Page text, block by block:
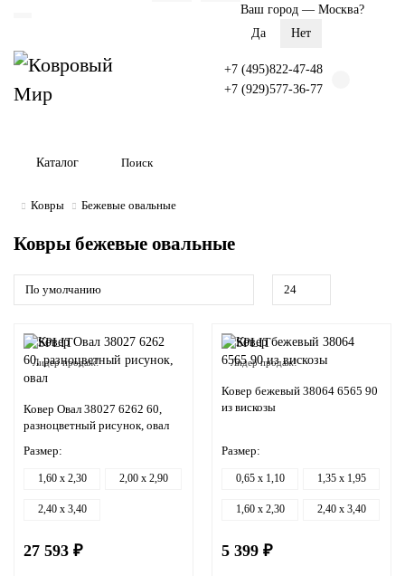
Ваш город — Москва?
+7 (495)822-47-48
+7 (929)577-36-77
Каталог
Ковры Бежевые овальные
Ковры бежевые овальные
Лидер продаж!
Ковер Овал 38027 6262 60,
разноцветный рисунок, овал
Размер:
1,60 x 2,30 2,00 x 2,90
2,40 x 3,40
27 593 ₽
Лидер продаж!
Ковер бежевый 38064 6565 90
из вискозы
Размер:
0,65 x 1,10 1,35 x 1,95
1,60 x 2,30 2,40 x 3,40
5 399 ₽